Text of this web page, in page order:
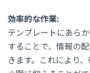
効率的な作業:
テンプレートにあら
することで、情報の
きます。これにより